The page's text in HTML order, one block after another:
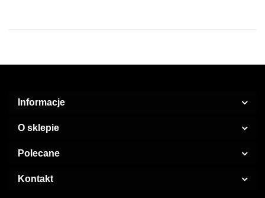
Informacje
O sklepie
Polecane
Kontakt